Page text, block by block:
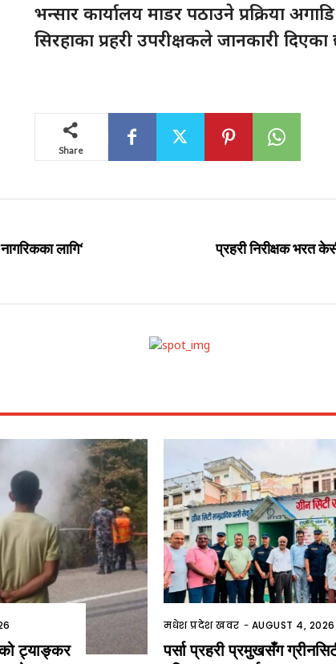
भन्सार कार्यालय माडर पठाउने प्रक्रिया
सिरहाका प्रहरी उपरीक्षकले जानकारी
Share
लागि‘
प्रहरी निरीक्षक भरत
ट्याङ्कर
मधेश प्रदेश खवर - AUGUST 4, 2026
पर्सा प्रहरी प्रमुखसँग